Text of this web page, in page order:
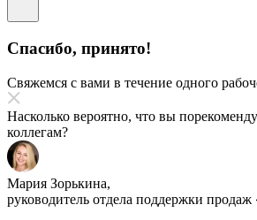
Спасибо, принято!
Свяжемся с вами в течение одного
Насколько вероятно, что вы
коллегам?
Мария Зорькина,
руководитель отдела поддержки